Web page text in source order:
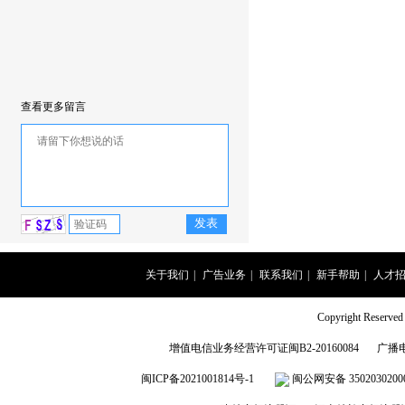
查看更多留言
关于我们 广告业务 联系我们 新手帮助 人才
Copyright
增值电信业务经营许可证闽B2-20160084 广播
闽ICP备2021001814号-1 闽公网安备